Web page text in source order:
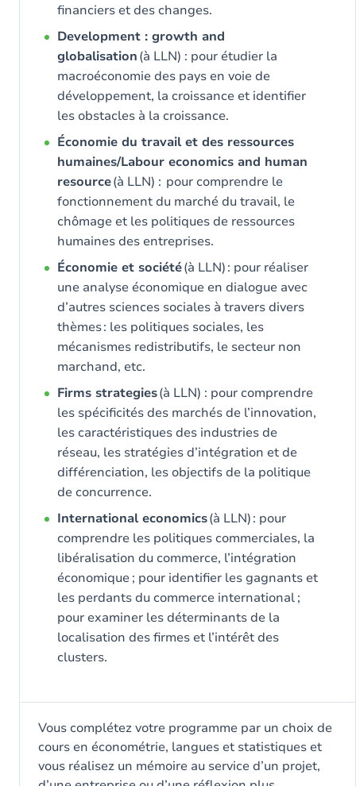
financiers et des changes.
Development : growth and
globalisation(à LLN) : pour étudier la
macroéconomie des pays en voie de
développement, la croissance et identifier
les obstacles à la croissance.
Économie du travail et des ressources
humaines/Labour economics and human
resource(à LLN) : pour comprendre le
fonctionnement du marché du travail, le
chômage et les politiques de ressources
humaines des entreprises.
Économie et société(à LLN) : pour réaliser
une analyse économique en dialogue avec
d’autres sciences sociales à travers divers
thèmes : les politiques sociales, les
mécanismes redistributifs, le secteur non
marchand, etc.
Firms strategies(à LLN) : pour comprendre
les spécificités des marchés de l’innovation,
les caractéristiques des industries de
réseau, les stratégies d’intégration et de
différenciation, les objectifs de la politique
de concurrence.
International economics(à LLN) : pour
comprendre les politiques commerciales, la
libéralisation du commerce, l’intégration
économique ; pour identifier les gagnants et
les perdants du commerce international ;
pour examiner les déterminants de la
localisation des firmes et l’intérêt des
clusters.
Vous complétez votre programme par un choix de
cours en économétrie, langues et statistiques et
vous réalisez un mémoire au service d’un projet,